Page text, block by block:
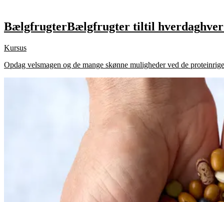
BælgfrugterBælgfrugter tiltil hverdag
Kursus
Opdag velsmagen og de mange skønne muligheder ved de